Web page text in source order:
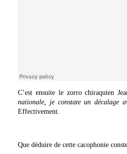
C’est ensuite le zorro chiraquien
nationale, je constate un décalage
Effectivement.
Que déduire de cette cacophonie